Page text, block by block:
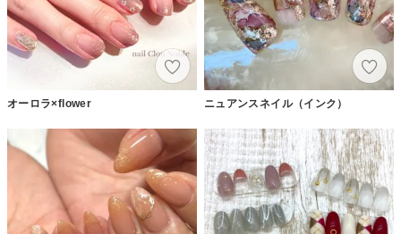
オーロラ×flower ニュアンスネイル（インク）